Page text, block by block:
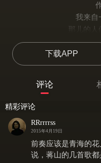
我来自
那儿的
他们在唱
我
那里没有
摘一朵
来吧 来撒
到这
下载APP
评论
精彩评论
RRrrrrss
2015年4月19日
前奏应该是青海的
说，蒋山的几首歌